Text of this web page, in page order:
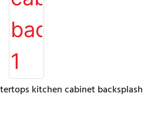
kitchen cabinet backsplash